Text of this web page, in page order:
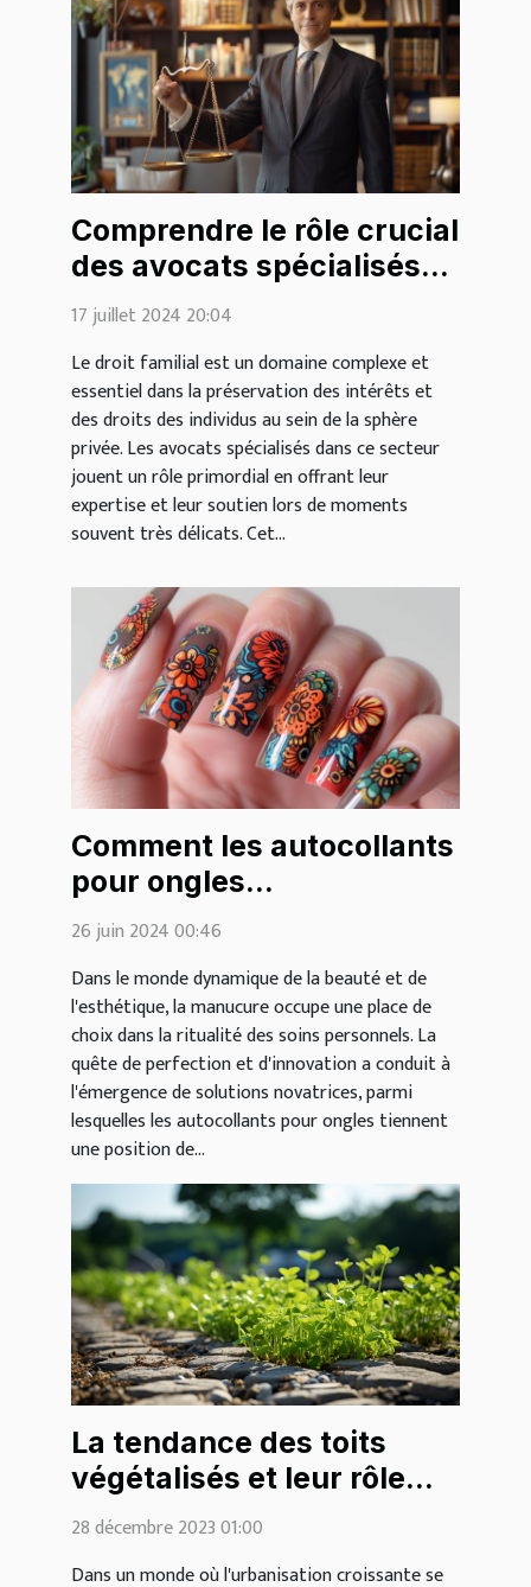
Comprendre le rôle crucial
des avocats spécialisés
en droit familial
17 juillet 2024 20:04
Le droit familial est un domaine complexe et
essentiel dans la préservation des intérêts et
des droits des individus au sein de la sphère
privée. Les avocats spécialisés dans ce secteur
jouent un rôle primordial en offrant leur
expertise et leur soutien lors de moments
souvent très délicats. Cet...
Comment les autocollants
pour ongles
révolutionnent la
manucure moderne
26 juin 2024 00:46
Dans le monde dynamique de la beauté et de
l'esthétique, la manucure occupe une place de
choix dans la ritualité des soins personnels. La
quête de perfection et d'innovation a conduit à
l'émergence de solutions novatrices, parmi
lesquelles les autocollants pour ongles tiennent
une position de...
La tendance des toits
végétalisés et leur rôle
écologique
28 décembre 2023 01:00
Dans un monde où l'urbanisation croissante se